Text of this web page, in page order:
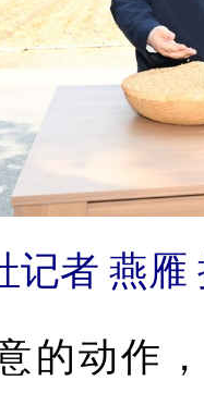
者 燕雁
动作，